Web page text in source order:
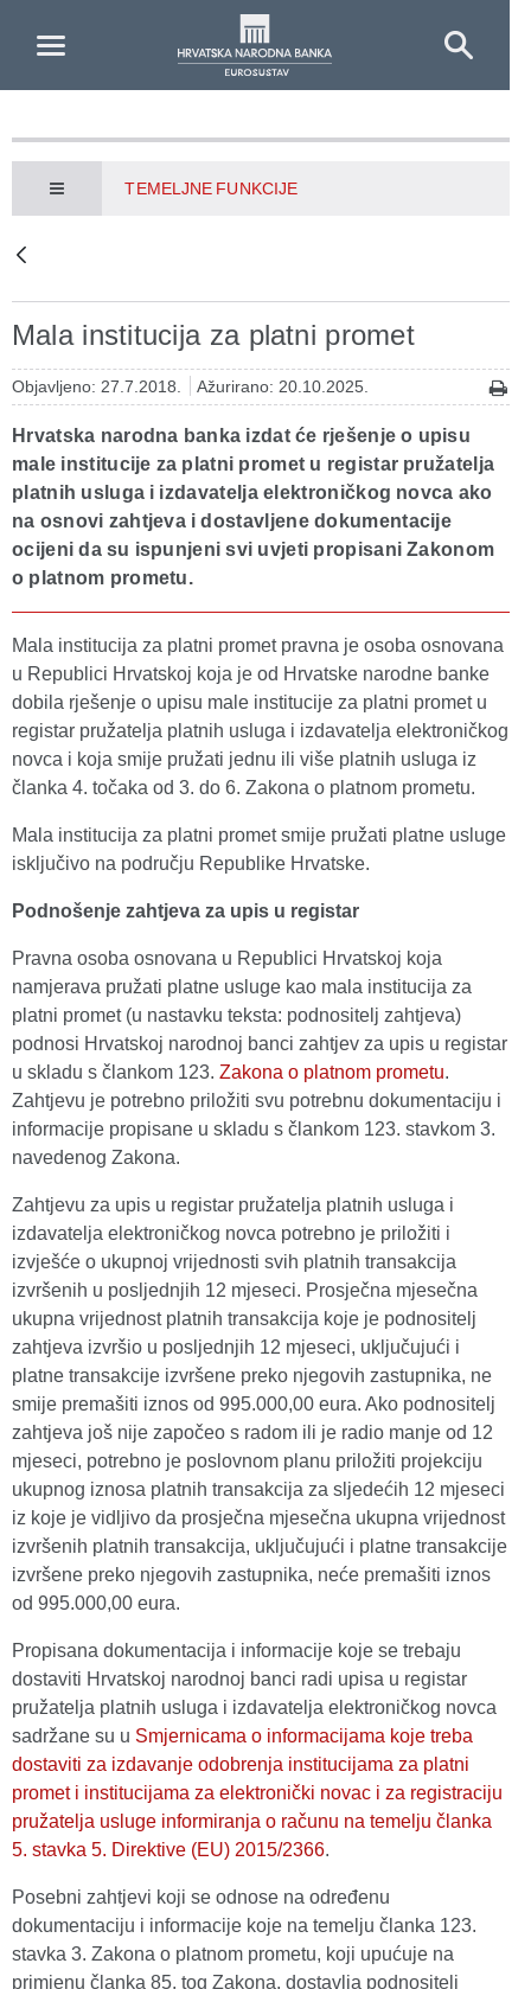
TEMELJNE FUNKCIJE
Mala institucija za platni promet
Objavljeno: 27.7.2018. Ažurirano: 20.10.2025.
Hrvatska narodna banka izdat će rješenje o upisu
male institucije za platni promet u registar pružatelja
platnih usluga i izdavatelja elektroničkog novca ako
na osnovi zahtjeva i dostavljene dokumentacije
ocijeni da su ispunjeni svi uvjeti propisani Zakonom
o platnom prometu.
Mala institucija za platni promet pravna je osoba osnovana
u Republici Hrvatskoj koja je od Hrvatske narodne banke
dobila rješenje o upisu male institucije za platni promet u
registar pružatelja platnih usluga i izdavatelja elektroničkog
novca i koja smije pružati jednu ili više platnih usluga iz
članka 4. točaka od 3. do 6. Zakona o platnom prometu.
Mala institucija za platni promet smije pružati platne usluge
isključivo na području Republike Hrvatske.
Podnošenje zahtjeva za upis u registar
Pravna osoba osnovana u Republici Hrvatskoj koja
namjerava pružati platne usluge kao mala institucija za
platni promet (u nastavku teksta: podnositelj zahtjeva)
podnosi Hrvatskoj narodnoj banci zahtjev za upis u registar
u skladu s člankom 123. Zakona o platnom prometu.
Zahtjevu je potrebno priložiti svu potrebnu dokumentaciju i
informacije propisane u skladu s člankom 123. stavkom 3.
navedenog Zakona.
Zahtjevu za upis u registar pružatelja platnih usluga i
izdavatelja elektroničkog novca potrebno je priložiti i
izvješće o ukupnoj vrijednosti svih platnih transakcija
izvršenih u posljednjih 12 mjeseci. Prosječna mjesečna
ukupna vrijednost platnih transakcija koje je podnositelj
zahtjeva izvršio u posljednjih 12 mjeseci, uključujući i
platne transakcije izvršene preko njegovih zastupnika, ne
smije premašiti iznos od 995.000,00 eura. Ako podnositelj
zahtjeva još nije započeo s radom ili je radio manje od 12
mjeseci, potrebno je poslovnom planu priložiti projekciju
ukupnog iznosa platnih transakcija za sljedećih 12 mjeseci
iz koje je vidljivo da prosječna mjesečna ukupna vrijednost
izvršenih platnih transakcija, uključujući i platne transakcije
izvršene preko njegovih zastupnika, neće premašiti iznos
od 995.000,00 eura.
Propisana dokumentacija i informacije koje se trebaju
dostaviti Hrvatskoj narodnoj banci radi upisa u registar
pružatelja platnih usluga i izdavatelja elektroničkog novca
sadržane su u Smjernicama o informacijama koje treba
dostaviti za izdavanje odobrenja institucijama za platni
promet i institucijama za elektronički novac i za registraciju
pružatelja usluge informiranja o računu na temelju članka
5. stavka 5. Direktive (EU) 2015/2366.
Posebni zahtjevi koji se odnose na određenu
dokumentaciju i informacije koje na temelju članka 123.
stavka 3. Zakona o platnom prometu, koji upućuje na
primjenu članka 85. tog Zakona, dostavlja podnositelj